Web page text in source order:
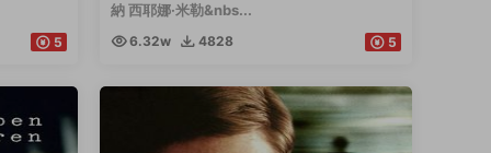
5
納 西耶娜·米勒&nbs...
6.32w 4828 5